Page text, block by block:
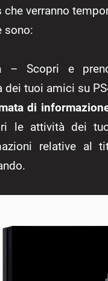
che verranno
sono:
– Scopri e
dei tuoi amici su
di
le attività dei
relative al